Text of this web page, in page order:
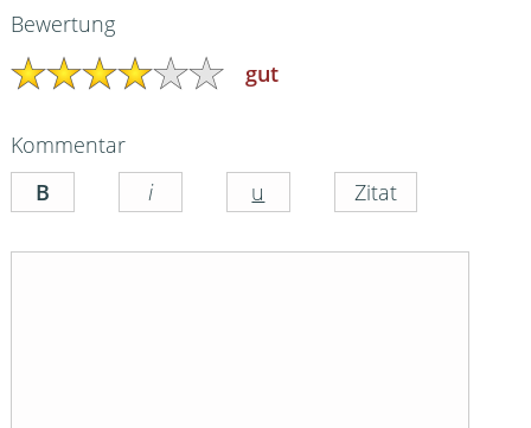
Bewertung
gut
Kommentar